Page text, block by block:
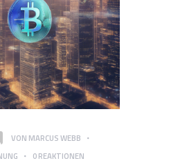
VON MARCUS WEBB
0REAKTIONEN